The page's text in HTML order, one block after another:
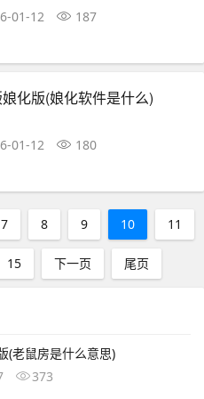
01-12 187
化版(娘化软件是什么)
01-12 180
7 8 9 10 11
15 下一页 尾页
(老鼠房是什么意思)
373